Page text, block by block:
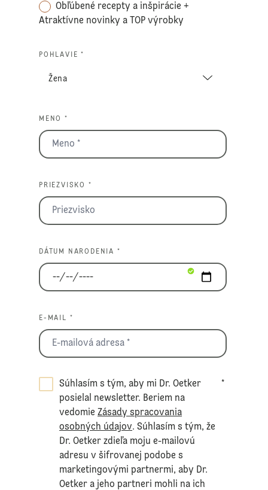
Obľúbené recepty a inšpirácie +
Atraktívne novinky a TOP výrobky
POHLAVIE *
MENO *
PRIEZVISKO *
DÁTUM NARODENIA *
E-MAIL *
Súhlasím s tým, aby mi Dr. Oetker
posielal newsletter. Beriem na
vedomieZásady spracovania
osobných údajov. Súhlasím s tým, že
Dr. Oetker zdieľa moju e-mailovú
adresu v šifrovanej podobe s
marketingovými partnermi, aby Dr.
Oetker a jeho partneri mohli na ich
*